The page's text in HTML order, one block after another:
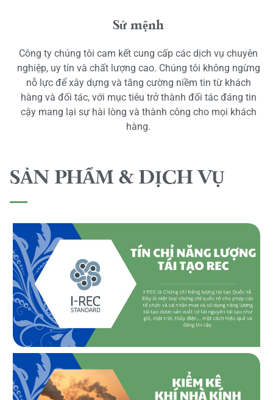
Sứ mệnh
Công ty chúng tôi cam kết cung cấp các dịch vụ chuyên
nghiệp, uy tín và chất lượng cao. Chúng tôi không ngừng
nỗ lực để xây dựng và tăng cường niềm tin từ khách
hàng và đối tác, với mục tiêu trở thành đối tác đáng tin
cậy mang lại sự hài lòng và thành công cho mọi khách
hàng.
SẢN PHẨM & DỊCH VỤ